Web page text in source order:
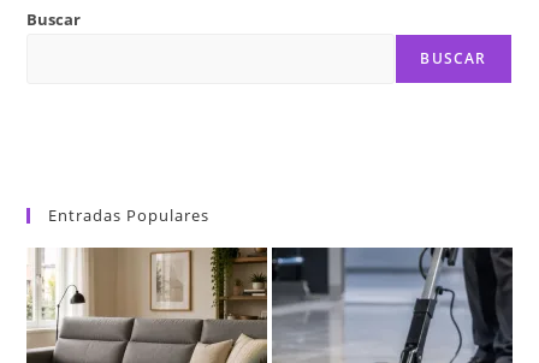
Buscar
BUSCAR
Entradas Populares